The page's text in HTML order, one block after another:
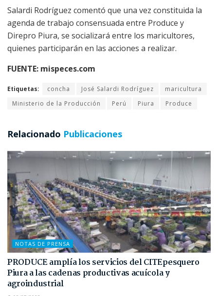
Salardi Rodríguez comentó que una vez constituida la
agenda de trabajo consensuada entre Produce y
Direpro Piura, se socializará entre los maricultores,
quienes participarán en las acciones a realizar.
FUENTE: mispeces.com
Etiquetas: concha José Salardi Rodríguez
maricultura
Ministerio de la Producción
Perú Piura Produce
Relacionado Publicaciones
NOTAS DE PRENSA
PRODUCE amplía los servicios del CITEpesquero
Piura a las cadenas productivas acuícola y
agroindustrial